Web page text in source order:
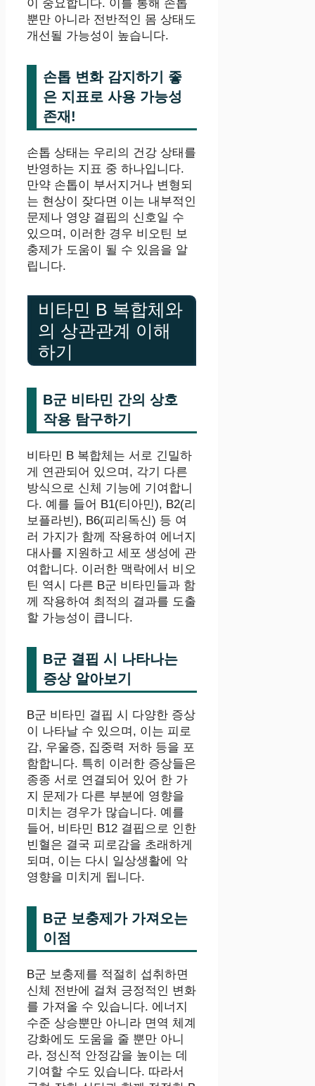
이 중요합니다. 이를 통해 손톱
뿐만 아니라 전반적인 몸 상태도
개선될 가능성이 높습니다.
손톱 변화 감지하기 좋
은 지표로 사용 가능성
존재!
손톱 상태는 우리의 건강 상태를
반영하는 지표 중 하나입니다.
만약 손톱이 부서지거나 변형되
는 현상이 잦다면 이는 내부적인
문제나 영양 결핍의 신호일 수
있으며, 이러한 경우 비오틴 보
충제가 도움이 될 수 있음을 알
립니다.
비타민 B 복합체와
의 상관관계 이해
하기
B군 비타민 간의 상호
작용 탐구하기
비타민 B 복합체는 서로 긴밀하
게 연관되어 있으며, 각기 다른
방식으로 신체 기능에 기여합니
다. 예를 들어 B1(티아민), B2(리
보플라빈), B6(피리독신) 등 여
러 가지가 함께 작용하여 에너지
대사를 지원하고 세포 생성에 관
여합니다. 이러한 맥락에서 비오
틴 역시 다른 B군 비타민들과 함
께 작용하여 최적의 결과를 도출
할 가능성이 큽니다.
B군 결핍 시 나타나는
증상 알아보기
B군 비타민 결핍 시 다양한 증상
이 나타날 수 있으며, 이는 피로
감, 우울증, 집중력 저하 등을 포
함합니다. 특히 이러한 증상들은
종종 서로 연결되어 있어 한 가
지 문제가 다른 부분에 영향을
미치는 경우가 많습니다. 예를
들어, 비타민 B12 결핍으로 인한
빈혈은 결국 피로감을 초래하게
되며, 이는 다시 일상생활에 악
영향을 미치게 됩니다.
B군 보충제가 가져오는
이점
B군 보충제를 적절히 섭취하면
신체 전반에 걸쳐 긍정적인 변화
를 가져올 수 있습니다. 에너지
수준 상승뿐만 아니라 면역 체계
강화에도 도움을 줄 뿐만 아니
라, 정신적 안정감을 높이는 데
기여할 수도 있습니다. 따라서